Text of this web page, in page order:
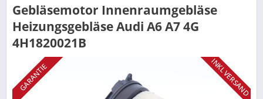
Gebläsemotor Innenraumgebläse
Heizungsgebläse Audi A6 A7 4G
4H1820021B
GARANTIE INKL VERSAND